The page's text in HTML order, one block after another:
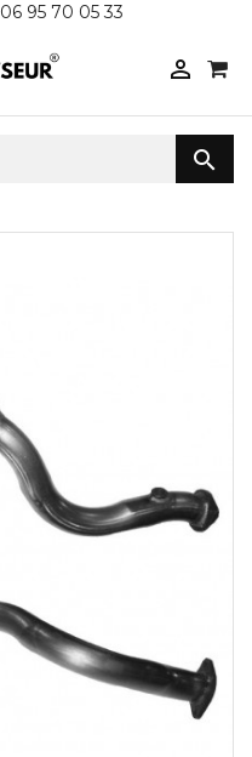
06 95 70 05 33

